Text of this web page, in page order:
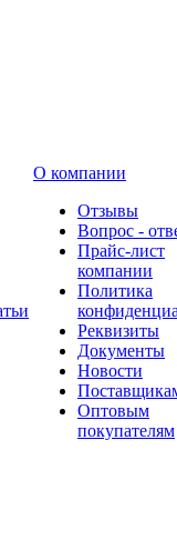
О компании
Отзывы
Вопрос -
Прайс-лист
компании
Политика
Реквизиты
Документы
Новости
Оптовым
покупателям